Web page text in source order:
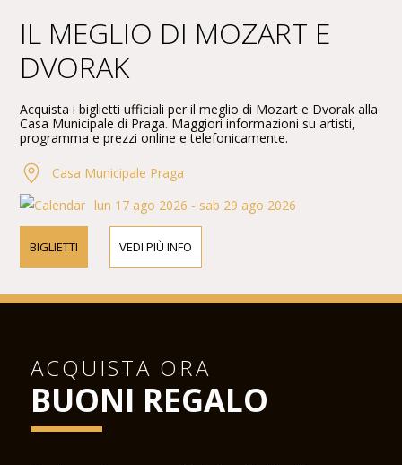
IL MEGLIO DI MOZART E
DVORAK
Acquista i biglietti ufficiali per il meglio di Mozart e Dvorak alla
Casa Municipale di Praga. Maggiori informazioni su artisti,
programma e prezzi online e telefonicamente.
Casa Municipale Praga
lun 17 ago 2026 - sab 29 ago 2026
BIGLIETTI VEDI PIÙ INFO
ACQUISTA ORA
BUONI REGALO